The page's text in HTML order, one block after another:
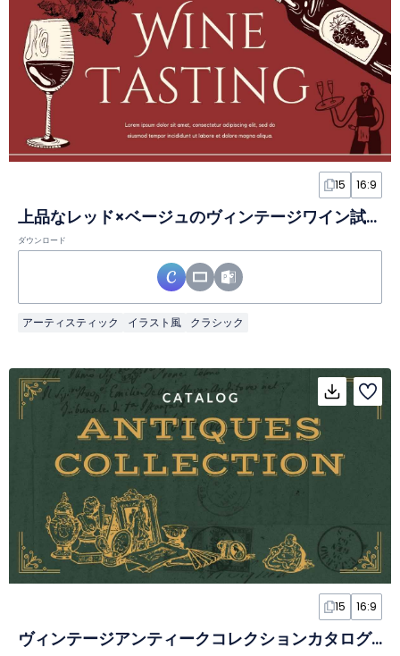
15 16:9
上品なレッド×ベージュのヴィンテージワイン試飲カタログスライド
ダウンロード
アーティスティック イラスト風 クラシック
15 16:9
ヴィンテージアンティークコレクションカタログスライド